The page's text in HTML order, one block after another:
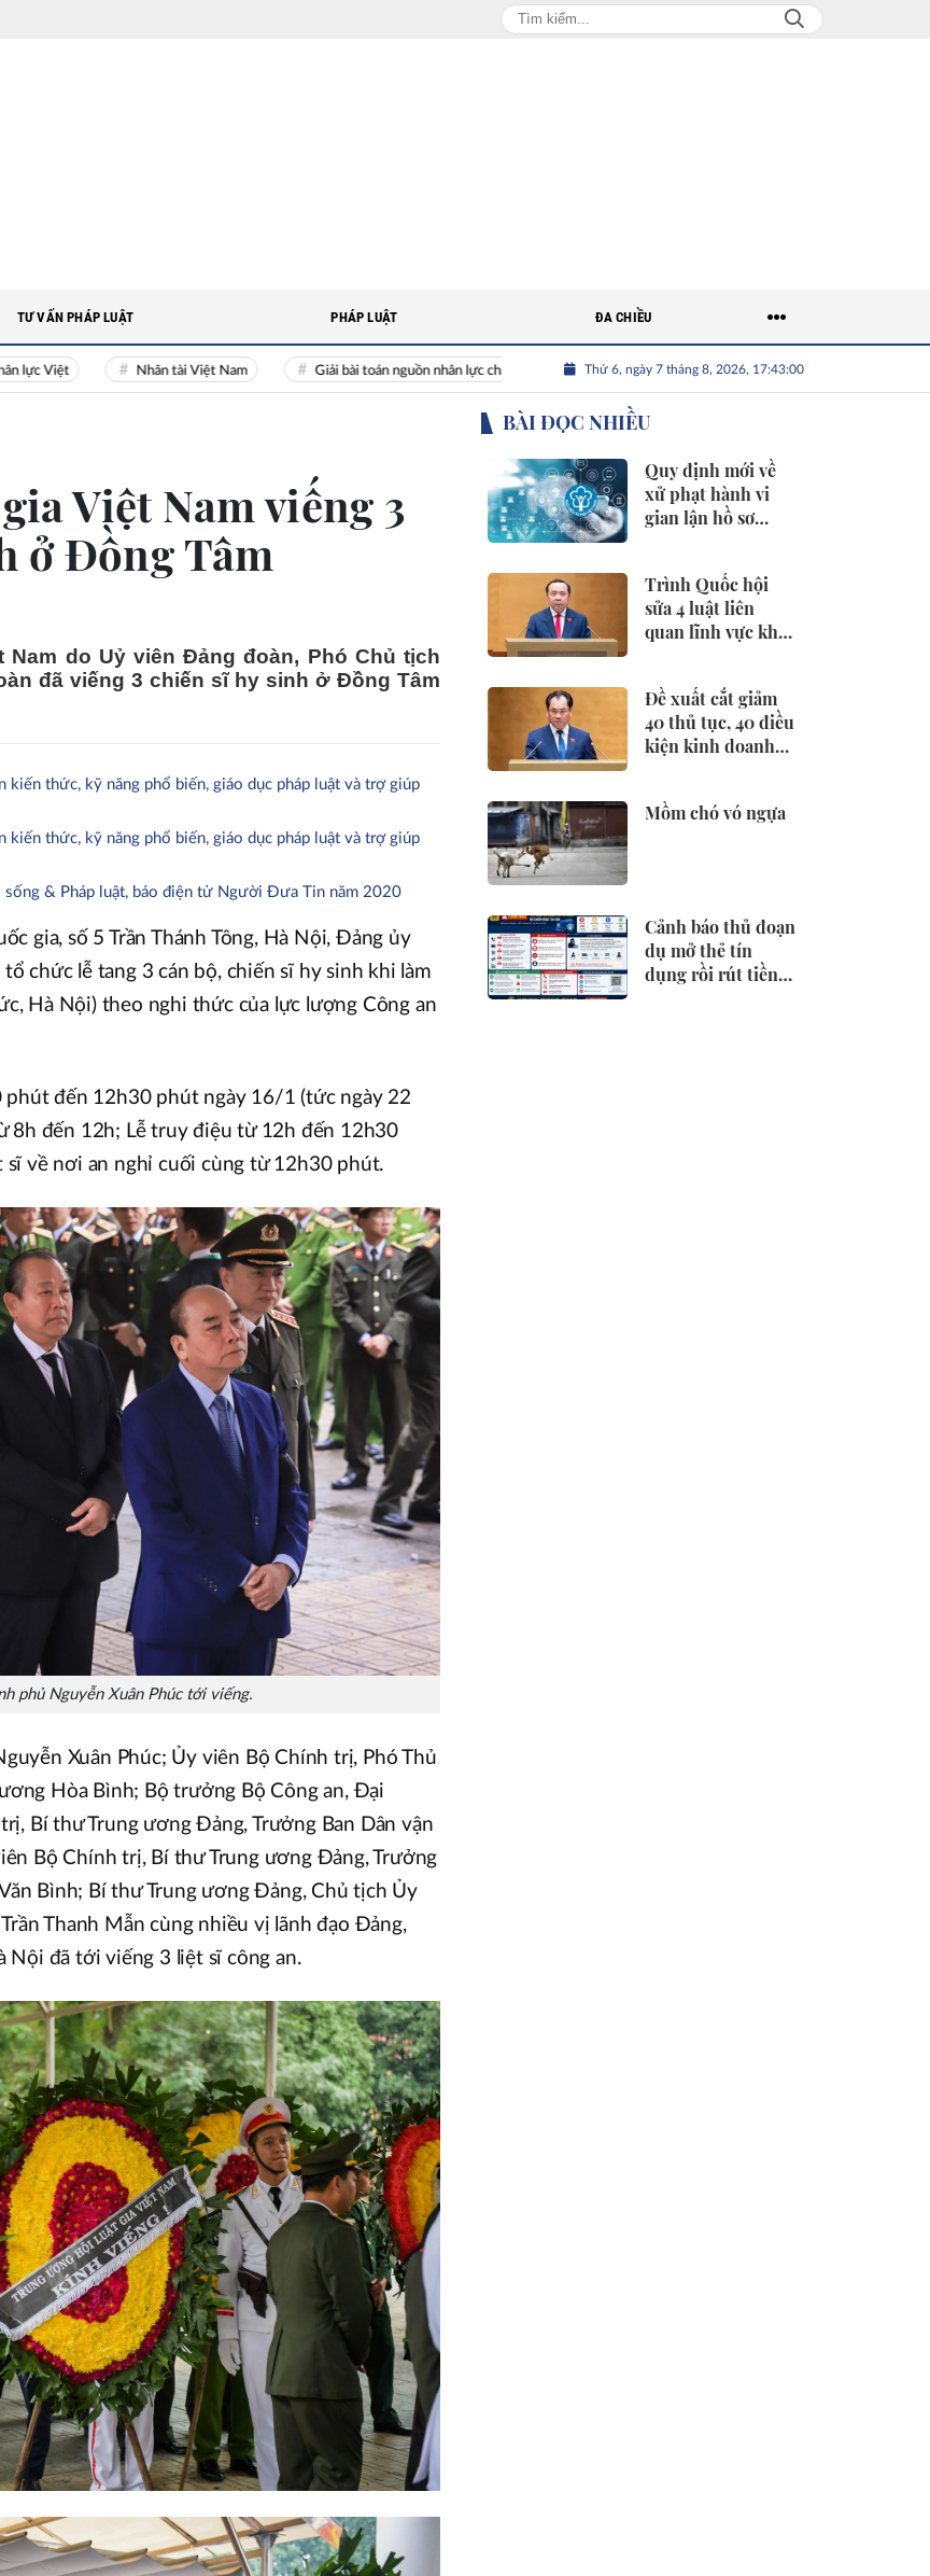
Nhân tài Việt Nam Giải bài toán nguồn nhân lực chất lượng cao cho doanh nghiệpThứ 6, ngày 7 tháng 8, 2026, 17:43:02
TƯ VẤN PHÁP LUẬT PHÁP LUẬT ĐA CHIỀU
Việt Nam viếng 3
ở Đồng Tâm
do Uỷ viên Đảng đoàn, Phó Chủ tịch
đã viếng 3 chiến sĩ hy sinh ở Đồng Tâm
kiến thức, kỹ năng phổ biến, giáo dục pháp luật và trợ giúp
kiến thức, kỹ năng phổ biến, giáo dục pháp luật và trợ giúp
& Pháp luật, báo điện tử Người Đưa Tin năm 2020
gia, số 5 Trần Thánh Tông, Hà Nội, Đảng ủy
chức lễ tang 3 cán bộ, chiến sĩ hy sinh khi làm
Hà Nội) theo nghi thức của lực lượng Công an
đến 12h30 phút ngày 16/1 (tức ngày 22
8h đến 12h; Lễ truy điệu từ 12h đến 12h30
về nơi an nghỉ cuối cùng từ 12h30 phút.
phủ Nguyễn Xuân Phúc tới viếng.
Xuân Phúc; Ủy viên Bộ Chính trị, Phó Thủ
Hòa Bình; Bộ trưởng Bộ Công an, Đại
Bí thư Trung ương Đảng, Trưởng Ban Dân vận
Bộ Chính trị, Bí thư Trung ương Đảng, Trưởng
Bình; Bí thư Trung ương Đảng, Chủ tịch Ủy
Thanh Mẫn cùng nhiều vị lãnh đạo Đảng,
Nội đã tới viếng 3 liệt sĩ công an.
BÀI ĐỌC NHIỀU
Quy định mới về
xử phạt hành vi
gian lận hồ sơ
Trình Quốc hội
sửa 4 luật liên
quan lĩnh vực khoa
Đề xuất cắt giảm
40 thủ tục, 40 điều
kiện kinh doanh
trường
Mồm chó vó ngựa
Cảnh báo thủ đoạn
dụ mở thẻ tín
dụng rồi rút tiền